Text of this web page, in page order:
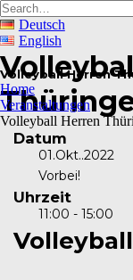
Deutsch
English
Volleyball Herren
Home
Veranstaltungen
Volleyball Herren
Datum
01.Okt..2022
Vorbei!
Uhrzeit
11:00 - 15:00